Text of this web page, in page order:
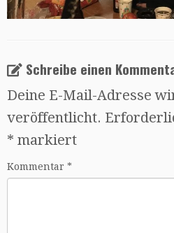
Schreibe einen
Deine E-Mail-Adresse
veröffentlicht.
* markiert
Kommentar *